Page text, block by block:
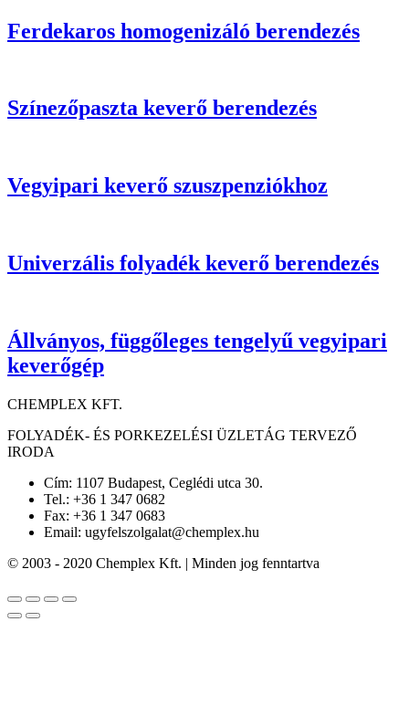
Ferdekaros homogenizáló berendezés
Színezőpaszta keverő berendezés
Vegyipari keverő szuszpenziókhoz
Univerzális folyadék keverő berendezés
Állványos, függőleges tengelyű vegyipari
keverőgép
CHEMPLEX KFT.
FOLYADÉK- ÉS PORKEZELÉSI ÜZLETÁG TERVEZŐ
IRODA
Cím: 1107 Budapest, Ceglédi utca 30.
Tel.: +36 1 347 0682
Fax: +36 1 347 0683
Email: ugyfelszolgalat@chemplex.hu
© 2003 - 2020 Chemplex Kft. | Minden jog fenntartva